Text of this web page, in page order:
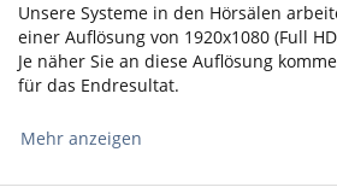
Unsere Systeme in den Hörsälen
einer Auflösung von 1920x1080 (Full
Je näher Sie an diese Auflösung
für das Endresultat.
Mehr anzeigen